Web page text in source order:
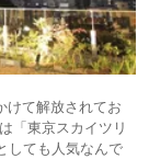
けて解放されてお
「東京スカイツリ
しても人気なんで